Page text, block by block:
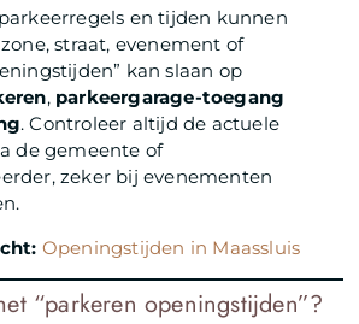
parkeerregels en tijden kunnen
straat, evenement of
kan slaan op
, parkeergarage-toegang
. Controleer altijd de actuele
de gemeente of
zeker bij evenementen
Openingstijden in Maassluis
“parkeren openingstijden”?